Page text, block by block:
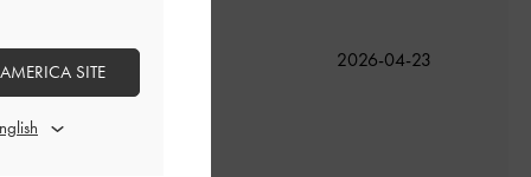
公
2026-04-23
SITE